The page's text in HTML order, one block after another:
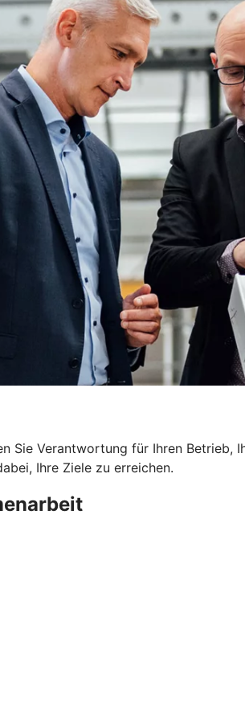
Sie Verantwortung für Ihren
Ihre Ziele zu erreichen.